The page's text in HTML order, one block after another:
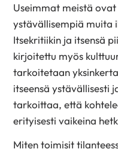
Useimmat meistä
ystävällisempiä muita
Itsekritiikin ja itsensä
kirjoitettu myös
tarkoitetaan
itseensä ystävällisesti
tarkoittaa, että
erityisesti vaikeina
Miten toimisit